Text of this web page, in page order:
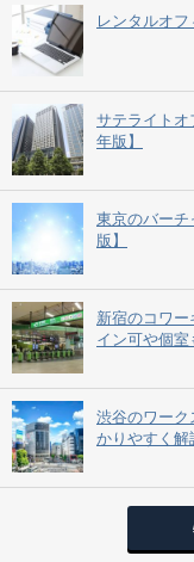
レンタルオ
サテライトオ
年版】
東京のバーチ
版】
新宿のコワ
イン可や個室
渋谷のワーク
かりやすく解